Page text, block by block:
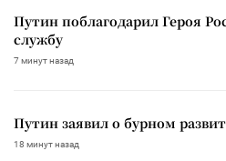
Путин поблагодарил Героя
службу
7 минут назад
Путин заявил о бурном
18 минут назад